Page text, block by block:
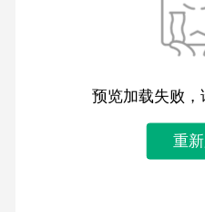
预览加载失败
重